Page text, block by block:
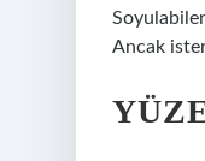
Ancak